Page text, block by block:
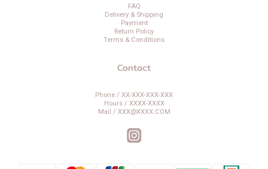
FAQ
Delivery & Shipping
Payment
Return Policy
Terms & Conditions
Contact
Phone / XX-XXX-XXX-XXX
Hours / XXXX-XXXX
Mail / XXX@XXXX.COM